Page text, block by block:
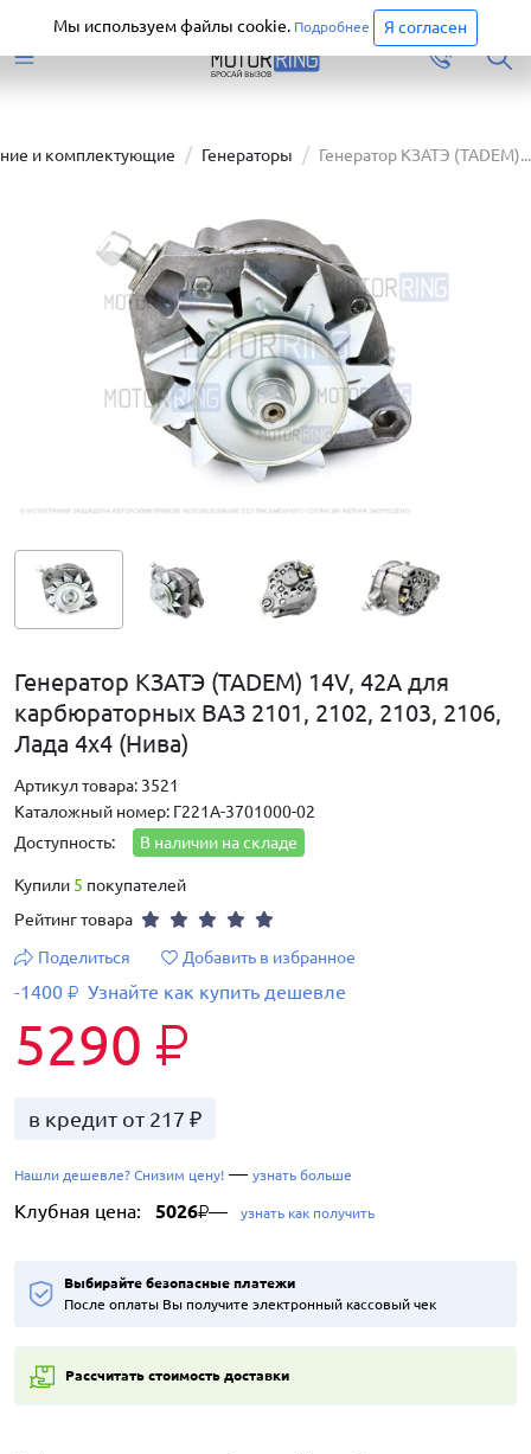
Перейти
и комплектующие Генераторы Генератор КЗАТЭ (TADEM)...
Генератор КЗАТЭ (TADEM) 14V, 42А для
карбюраторных ВАЗ 2101, 2102, 2103, 2106,
Лада 4х4 (Нива)
Артикул товара: 3521
Каталожный номер: Г221А-3701000-02
Доступность:
В наличии на складе
Купили 5 покупателей
Рейтинг товара
Поделиться
Добавить в избранное
-1400 ₽ Узнайте как купить дешевле
5290 ₽
в кредит от 217 ₽
Нашли дешевле? Снизим цену! — узнать больше
Клубная цена: 5026₽— узнать как получить
Выбирайте безопасные платежи
После оплаты Вы получите электронный кассовый чек
Рассчитать стоимость доставки
Мы используем файлы cookie. Подробнее Я согласен